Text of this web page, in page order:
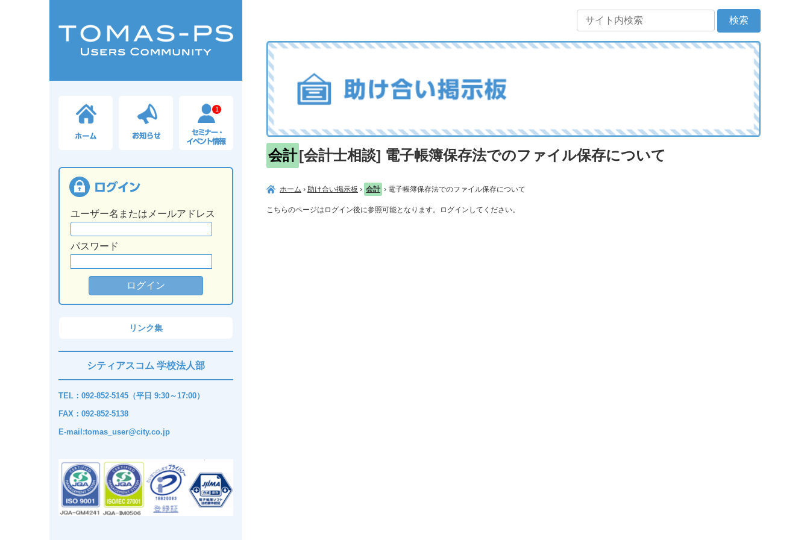
1
ユーザー名またはメールアドレス
パスワード
リンク集
シティアスコム 学校法人部
TEL：092-852-5145（平日 9:30～17:00）
FAX：092-852-5138
E-mail:tomas_user@city.co.jp
会計[会計士相談] 電子帳簿保存法でのファイル保存について
ホーム › 助け合い掲示板 › 会計 › 電子帳簿保存法でのファイル保存について
こちらのページはログイン後に参照可能となります。ログインしてください。